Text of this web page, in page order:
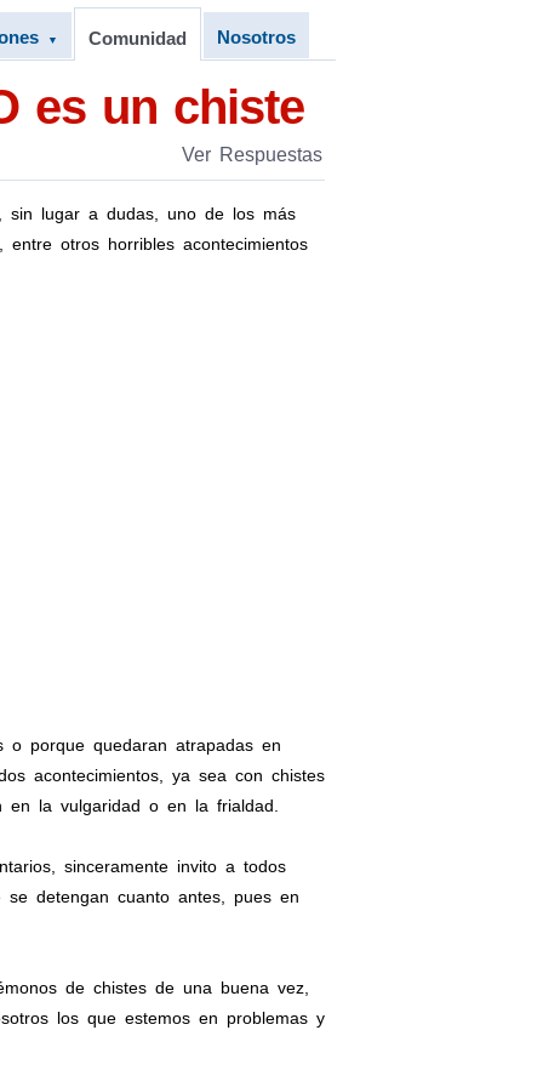
▼ Comunidad Nosotros
es un chiste
Ver Respuestas
sin lugar a dudas, uno de los más
otros horribles acontecimientos
porque quedaran atrapadas en
acontecimientos, ya sea con chistes
en la vulgaridad o en la frialdad.
sinceramente invito a todos
detengan cuanto antes, pues en
de chistes de una buena vez,
los que estemos en problemas y